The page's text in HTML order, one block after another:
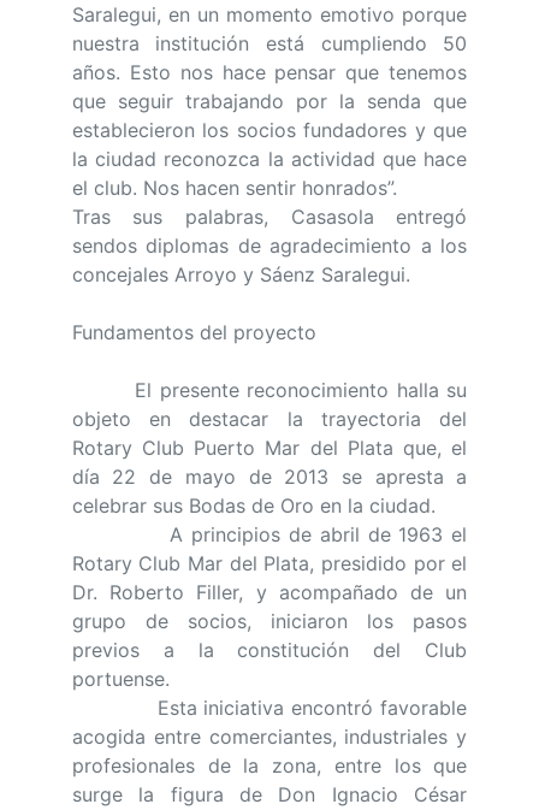
Saralegui, en un momento emotivo porque
nuestra institución está cumpliendo 50
años. Esto nos hace pensar que tenemos
que seguir trabajando por la senda que
establecieron los socios fundadores y que
la ciudad reconozca la actividad que hace
el club. Nos hacen sentir honrados”.
Tras sus palabras, Casasola entregó
sendos diplomas de agradecimiento a los
concejales Arroyo y Sáenz Saralegui.
Fundamentos del proyecto
El presente reconocimiento halla su
objeto en destacar la trayectoria del
Rotary Club Puerto Mar del Plata que, el
día 22 de mayo de 2013 se apresta a
celebrar sus Bodas de Oro en la ciudad.
A principios de abril de 1963 el
Rotary Club Mar del Plata, presidido por el
Dr. Roberto Filler, y acompañado de un
grupo de socios, iniciaron los pasos
previos a la constitución del Club
portuense.
Esta iniciativa encontró favorable
acogida entre comerciantes, industriales y
profesionales de la zona, entre los que
surge la figura de Don Ignacio César